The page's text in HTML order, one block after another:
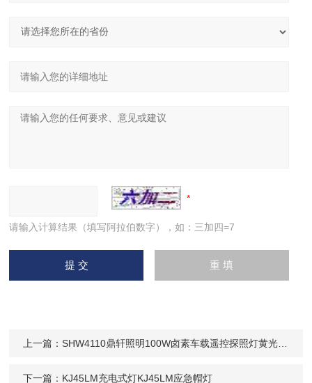
请输入计算结果（填写阿拉伯数字），如：三加四=7
上一篇： SHW4110鼎轩照明100W卤素车载遥控探照灯黄光24V
下一篇： KJ45LM充电式灯KJ45LM应急帽灯